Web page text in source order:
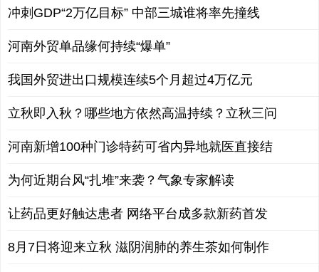
冲刺GDP“2万亿目标” 中部三城谁将率先撞线
河南外贸单品缘何持续“爆单”
我国外贸进出口规模连续5个月超过4万亿元
立秋即入秋？哪些地方依然高温持续？立秋三问
河南新增100种门诊特药可省内异地就医直接结
为何近期台风“扎堆”来袭？气象专家解读
让药品更好触达患者 网络平台成多款新药首发
8月7日将迎来立秋 滋阴润肺的养生茶如何制作